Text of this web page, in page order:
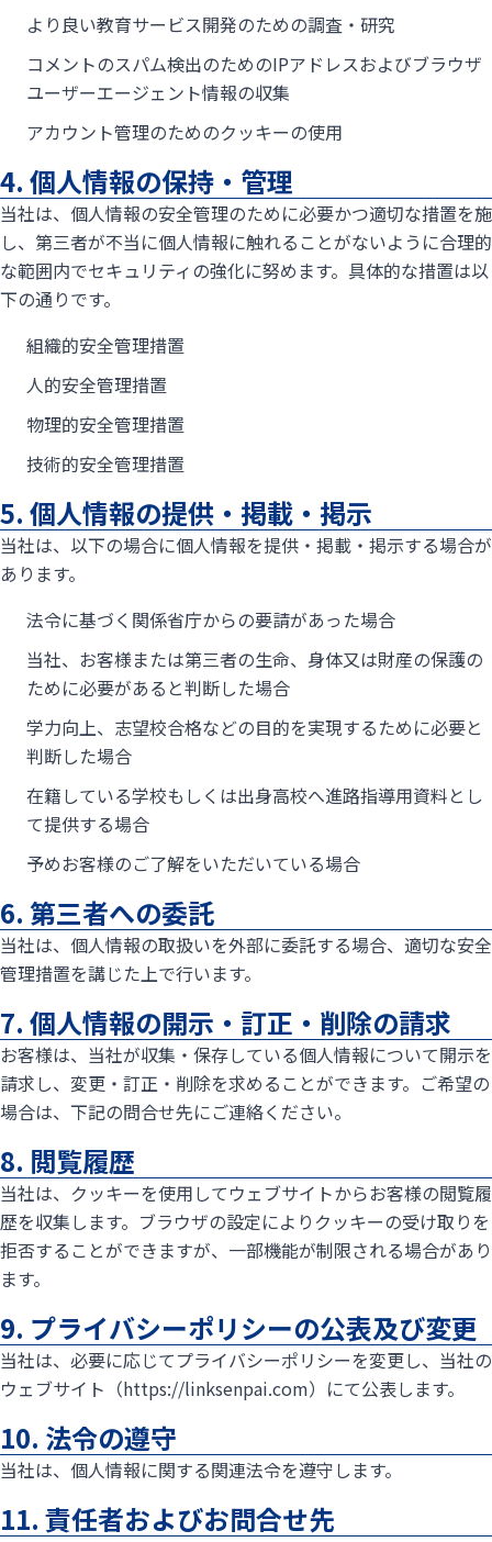
より良い教育サービス開発のための調査・研究
コメントのスパム検出のためのIPアドレスおよびブラウザ
ユーザーエージェント情報の収集
アカウント管理のためのクッキーの使用
4. 個人情報の保持・管理
当社は、個人情報の安全管理のために必要かつ適切な措置を施
し、第三者が不当に個人情報に触れることがないように合理的
な範囲内でセキュリティの強化に努めます。具体的な措置は以
下の通りです。
組織的安全管理措置
人的安全管理措置
物理的安全管理措置
技術的安全管理措置
5. 個人情報の提供・掲載・掲示
当社は、以下の場合に個人情報を提供・掲載・掲示する場合が
あります。
法令に基づく関係省庁からの要請があった場合
当社、お客様または第三者の生命、身体又は財産の保護の
ために必要があると判断した場合
学力向上、志望校合格などの目的を実現するために必要と
判断した場合
在籍している学校もしくは出身高校へ進路指導用資料とし
て提供する場合
予めお客様のご了解をいただいている場合
6. 第三者への委託
当社は、個人情報の取扱いを外部に委託する場合、適切な安全
管理措置を講じた上で行います。
7. 個人情報の開示・訂正・削除の請求
お客様は、当社が収集・保存している個人情報について開示を
請求し、変更・訂正・削除を求めることができます。ご希望の
場合は、下記の問合せ先にご連絡ください。
8. 閲覧履歴
当社は、クッキーを使用してウェブサイトからお客様の閲覧履
歴を収集します。ブラウザの設定によりクッキーの受け取りを
拒否することができますが、一部機能が制限される場合があり
ます。
9. プライバシーポリシーの公表及び変更
当社は、必要に応じてプライバシーポリシーを変更し、当社の
ウェブサイト（https://linksenpai.com）にて公表します。
10. 法令の遵守
当社は、個人情報に関する関連法令を遵守します。
11. 責任者およびお問合せ先